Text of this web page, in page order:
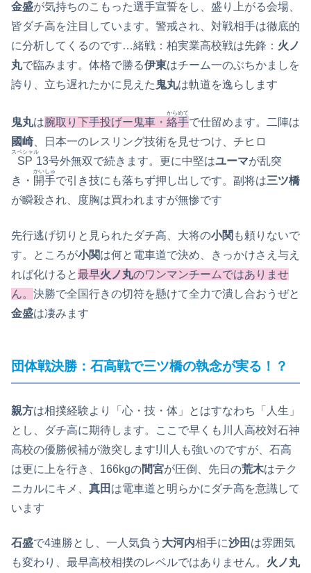
金盛が気持ちのこもった選手宣誓をし、盛り上がる会場、
皆ダチ高を注目しています。警戒され、対戦相手は徹底的
に分析してくるのです…緒戦：柏実業高校戦は先鋒： 火ノ
丸で臨みます。体格で勝る伊東はチーム一のぶちかましを
誇り、立ち遅れたかに見えた 鬼丸は軌道を逸らします
鬼丸は腕取り下手投げー鬼車・ 絡手
からめて
で仕留めます。二陣は
國崎、日本一のレスリング技術を見せつけ、チヒロ
SP
スペシャル
13号外無双で続きます。更に中堅はユーマが乱突
き・ 開手
かいしゅ
で引き技にも落ちず押し出しです。副将は三ツ橋
が瞬殺され、度胸は買われますが無惨です
先行逃げ切りと見られたダチ高、大将の小関 も頼りないで
す。ところが小関は何と電車道で決め、きっかけさえ与え
れば化けると最早火ノ丸のワンマンチームではありませ
ん。 決勝で全国行きの切符を懸けて全力で潰し合おうぜと
金盛は凄みます
団体戦決勝：石高戦で三ツ橋の執念が実る！？
親方は相撲経験より「心・技・体」とはすなわち「人生」
とし、ダチ高に期待します。ここで早くも川人高校対石神
高校の優勝候補が激突します!川人も強いのですが、石高
は更に上を行き、166kgの間宮が圧倒、先日の荒木はテク
ニカルにキメ、 真田 は電車道と明らかにダチ高を意識して
います
石盛で4連勝とし、一人気負う 大河内相手に沙田 は雰囲気
も変わり、最早高校相撲のレベルではありません。 火ノ丸